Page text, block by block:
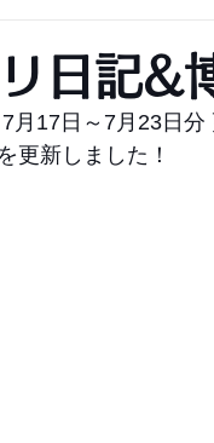
日記&
月17日～7月23日分
更新しました！